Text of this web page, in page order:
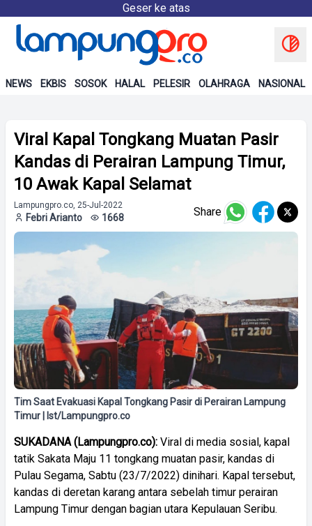
Geser ke atas
NEWS EKBIS SOSOK HALAL PELESIR OLAHRAGA NASIONAL
Viral Kapal Tongkang Muatan Pasir
Kandas di Perairan Lampung Timur,
10 Awak Kapal Selamat
Lampungpro.co, 25-Jul-2022
Febri Arianto 1668 Share
Tim Saat Evakuasi Kapal Tongkang Pasir di Perairan Lampung
Timur | Ist/Lampungpro.co
SUKADANA (Lampungpro.co): Viral di media sosial, kapal
tatik Sakata Maju 11 tongkang muatan pasir, kandas di
Pulau Segama, Sabtu (23/7/2022) dinihari. Kapal tersebut,
kandas di deretan karang antara sebelah timur perairan
Lampung Timur dengan bagian utara Kepulauan Seribu.